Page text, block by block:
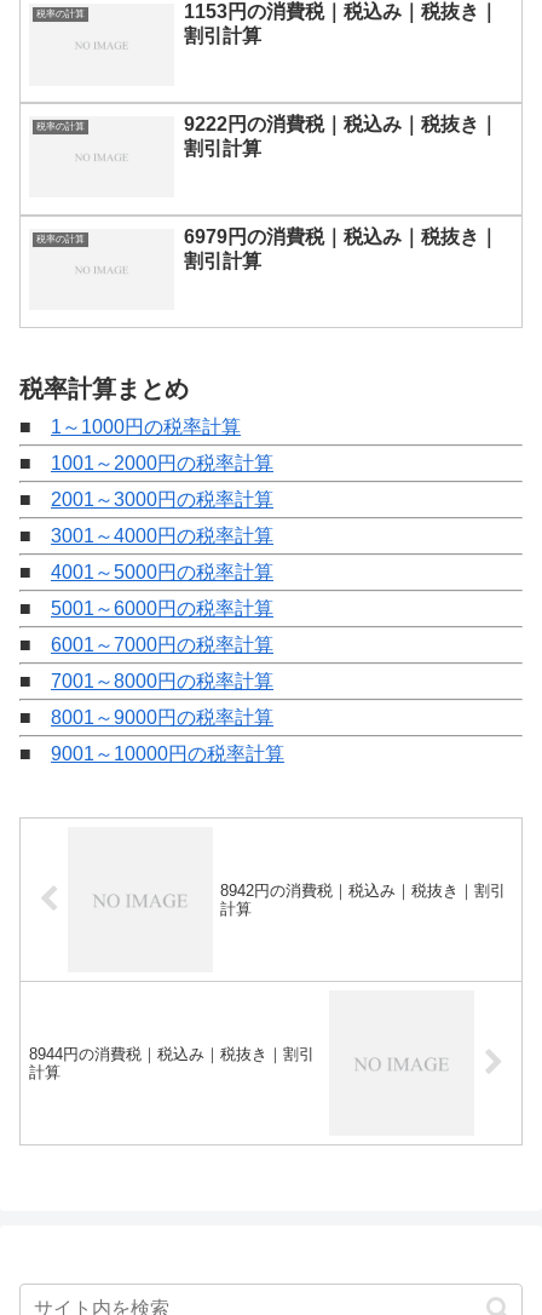
税率の計算
1153円の消費税｜税込み｜税抜き｜
割引計算
税率の計算
9222円の消費税｜税込み｜税抜き｜
割引計算
税率の計算
6979円の消費税｜税込み｜税抜き｜
割引計算
税率計算まとめ
■ 1～1000円の税率計算
■ 1001～2000円の税率計算
■ 2001～3000円の税率計算
■ 3001～4000円の税率計算
■ 4001～5000円の税率計算
■ 5001～6000円の税率計算
■ 6001～7000円の税率計算
■ 7001～8000円の税率計算
■ 8001～9000円の税率計算
■ 9001～10000円の税率計算
8942円の消費税｜税込み｜税抜き｜割引
計算
8944円の消費税｜税込み｜税抜き｜割引
計算